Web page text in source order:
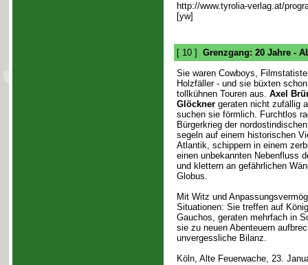
http://www.tyrolia-verlag.at/
[yw]
[ 10 ] Grenzgang: 20 Jahre -
Sie waren Cowboys,
Holzfäller - und sie büxten
tollkühnen Touren aus. Axel
Glöcknergeraten nicht zufällig
suchen sie förmlich. Furchtlos
Bürgerkrieg der
segeln auf einem historischen
Atlantik, schippern in einem
einen unbekannten Nebenfluss
und klettern an gefährlichen
Globus.
Mit Witz und
Situationen: Sie treffen auf
Gauchos, geraten mehrfach in
sie zu neuen Abenteuern
unvergessliche Bilanz.
Köln, Alte Feuerwache, 23.